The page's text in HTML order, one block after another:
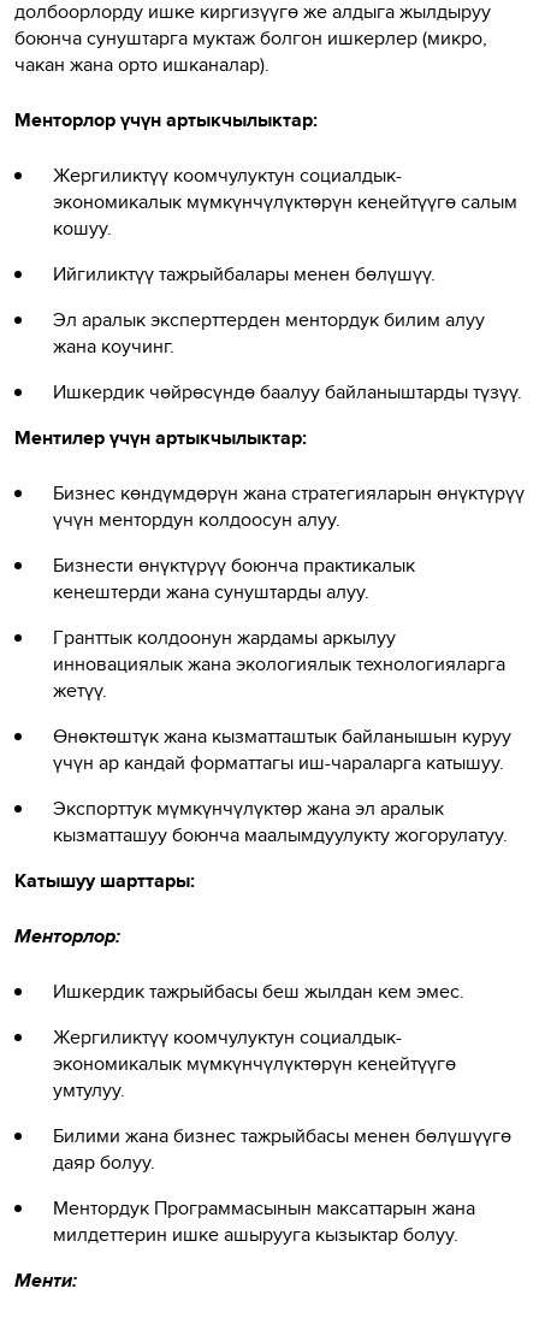
долбоорлорду ишке киргизүүгө же алдыга жылдыруу
боюнча сунуштарга муктаж болгон ишкерлер (микро,
чакан жана орто ишканалар).
Менторлор үчүн артыкчылыктар:
Жергиликтүү коомчулуктун социалдык-
экономикалык мүмкүнчүлүктөрүн кеңейтүүгө салым
кошуу.
Ийгиликтүү тажрыйбалары менен бөлүшүү.
Эл аралык эксперттерден ментордук билим алуу
жана коучинг.
Ишкердик чөйрөсүндө баалуу байланыштарды түзүү.
Ментилер үчүн артыкчылыктар:
Бизнес көндүмдөрүн жана стратегияларын өнүктүрүү
үчүн ментордун колдоосун алуу.
Бизнести өнүктүрүү боюнча практикалык
кеңештерди жана сунуштарды алуу.
Гранттык колдоонун жардамы аркылуу
инновациялык жана экологиялык технологияларга
жетүү.
Өнөктөштүк жана кызматташтык байланышын куруу
үчүн ар кандай форматтагы иш-чараларга катышуу.
Экспорттук мүмкүнчүлүктөр жана эл аралык
кызматташуу боюнча маалымдуулукту жогорулатуу.
Катышуу шарттары:
Менторлор:
Ишкердик тажрыйбасы беш жылдан кем эмес.
Жергиликтүү коомчулуктун социалдык-
экономикалык мүмкүнчүлүктөрүн кеңейтүүгө
умтулуу.
Билими жана бизнес тажрыйбасы менен бөлүшүүгө
даяр болуу.
Ментордук Программасынын максаттарын жана
милдеттерин ишке ашырууга кызыктар болуу.
Менти: